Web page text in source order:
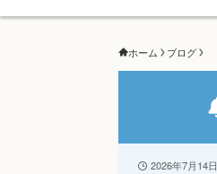
ホーム ブログ
2026年7月14日